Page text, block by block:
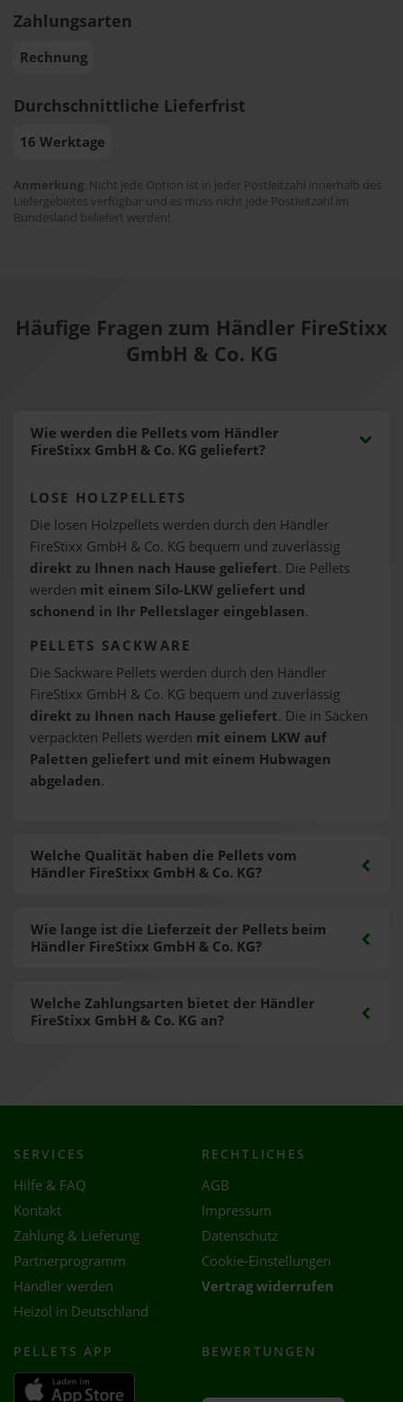
Zahlungsarten
Rechnung
Durchschnittliche Lieferfrist
16 Werktage
Anmerkung: Nicht jede Option ist in jeder Postleitzahl innerhalb des
Liefergebietes verfügbar und es muss nicht jede Postleitzahl im
Bundesland beliefert werden!
Häufige Fragen zum Händler FireStixx
GmbH & Co. KG
Wie werden die Pellets vom Händler
FireStixx GmbH & Co. KG geliefert?
LOSE HOLZPELLETS
Die losen Holzpellets werden durch den Händler
FireStixx GmbH & Co. KG bequem und zuverlässig
direkt zu Ihnen nach Hause geliefert. Die Pellets
werden mit einem Silo-LKW geliefert und
schonend in Ihr Pelletslager eingeblasen.
PELLETS SACKWARE
Die Sackware Pellets werden durch den Händler
FireStixx GmbH & Co. KG bequem und zuverlässig
direkt zu Ihnen nach Hause geliefert. Die in Säcken
verpackten Pellets werden mit einem LKW auf
Paletten geliefert und mit einem Hubwagen
abgeladen.
Welche Qualität haben die Pellets vom
Händler FireStixx GmbH & Co. KG?
Wie lange ist die Lieferzeit der Pellets beim
Händler FireStixx GmbH & Co. KG?
Welche Zahlungsarten bietet der Händler
FireStixx GmbH & Co. KG an?
SERVICES
Hilfe & FAQ
Kontakt
Zahlung & Lieferung
Partnerprogramm
Händler werden
Heizöl in Deutschland
RECHTLICHES
AGB
Impressum
Datenschutz
Cookie-Einstellungen
Vertrag widerrufen
PELLETS APP BEWERTUNGEN